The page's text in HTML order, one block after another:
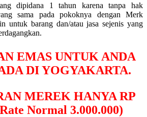
dipidana 1 tahun karena tanpa hak
sama pada pokoknya dengan Merk
untuk barang dan/atau jasa sejenis yang
EMAS UNTUK ANDA
DI YOGYAKARTA.
MEREK HANYA RP
Normal 3.000.000)